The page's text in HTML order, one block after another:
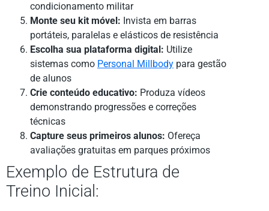
condicionamento militar
Monte seu kit móvel: Invista em barras
portáteis, paralelas e elásticos de resistência
Escolha sua plataforma digital: Utilize
sistemas como Personal Millbody para gestão
de alunos
Crie conteúdo educativo: Produza vídeos
demonstrando progressões e correções
técnicas
Capture seus primeiros alunos: Ofereça
avaliações gratuitas em parques próximos
Exemplo de Estrutura de
Treino Inicial: